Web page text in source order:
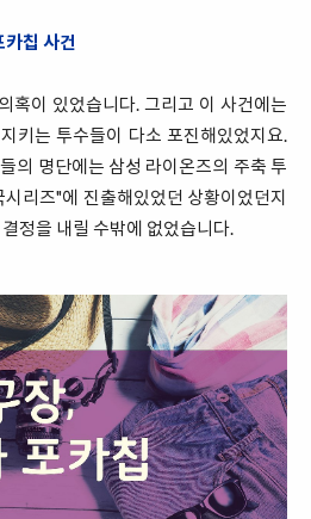
칩 사건
혹이 있었습니다. 그리고 이 사건에는
키는 투수들이 다소 포진해있었지요.
의 명단에는 삼성 라이온즈의 주축 투
리즈"에 진출해있었던 상황이었던지
정을 내릴 수밖에 없었습니다.